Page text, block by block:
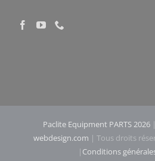
Paclite Equipment PARTS 2026
webdesign.com | Tous droits
| Conditions